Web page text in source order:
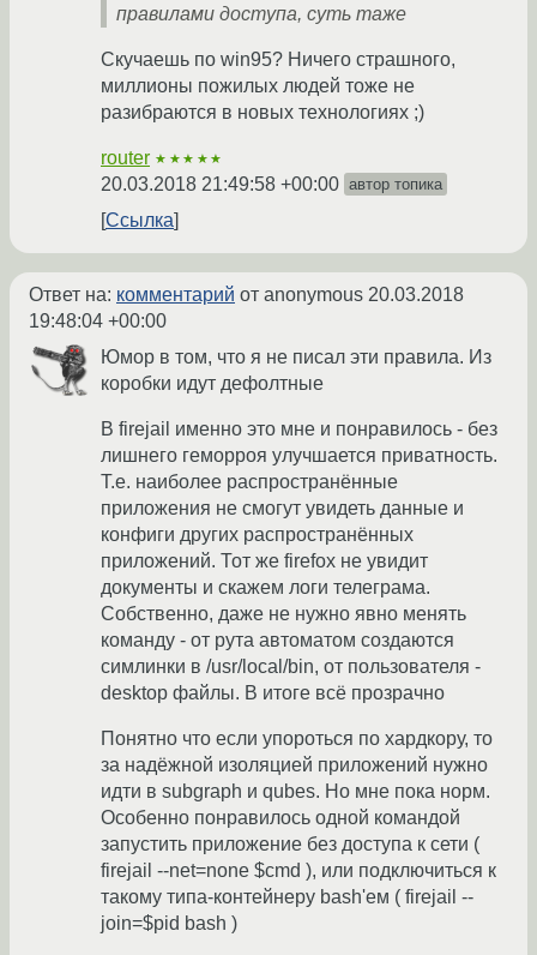
правилами доступа, суть таже
Скучаешь по win95? Ничего страшного,
миллионы пожилых людей тоже не
разибраются в новых технологиях ;)
router ★★★★★
20.03.2018 21:49:58 +00:00 автор топика
Ссылка
Ответ на: комментарий от anonymous 20.03.2018
19:48:04 +00:00
Юмор в том, что я не писал эти правила. Из
коробки идут дефолтные
В firejail именно это мне и понравилось - без
лишнего геморроя улучшается приватность.
Т.е. наиболее распространённые
приложения не смогут увидеть данные и
конфиги других распространённых
приложений. Тот же firefox не увидит
документы и скажем логи телеграма.
Собственно, даже не нужно явно менять
команду - от рута автоматом создаются
симлинки в /usr/local/bin, от пользователя -
desktop файлы. В итоге всё прозрачно
Понятно что если упороться по хардкору, то
за надёжной изоляцией приложений нужно
идти в subgraph и qubes. Но мне пока норм.
Особенно понравилось одной командой
запустить приложение без доступа к сети (
firejail --net=none $cmd ), или подключиться к
такому типа-контейнеру bash'ем ( firejail --
join=$pid bash )